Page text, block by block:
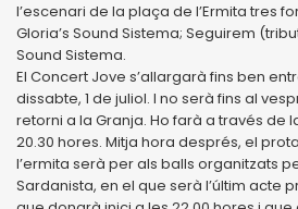
l’escenari de la plaça de l’Ermita tres
Gloria’s Sound Sistema; Seguirem
Sound Sistema.
El Concert Jove s’allargarà fins ben
dissabte, 1 de juliol. I no serà fins al
retorni a la Granja. Ho farà a través de
20.30 hores. Mitja hora després, el
l’ermita serà per als balls organitzats
Sardanista, en el que serà l’últim acte